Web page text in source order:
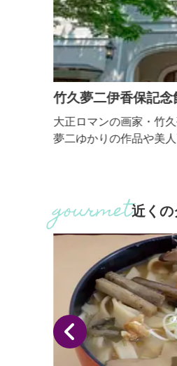
竹久夢二伊香保記念
大正ロマンの画家・竹
夢二ゆかりの作品や美
近くの